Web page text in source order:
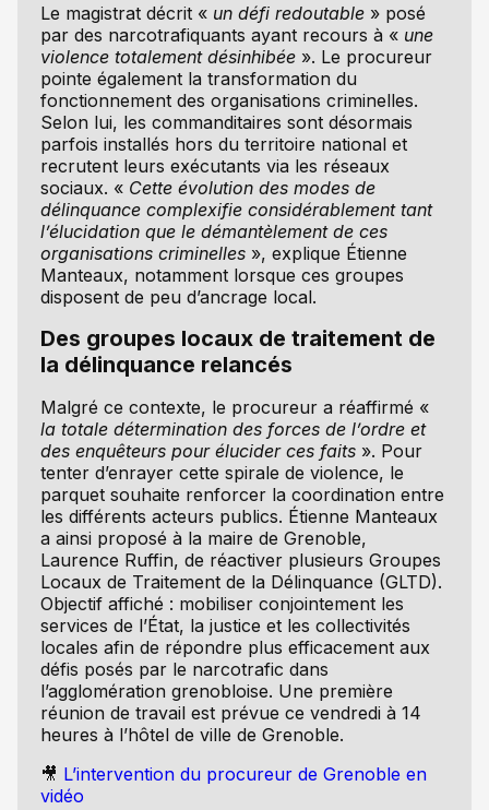
Le magistrat décrit « un défi redoutable» posé
par des narcotrafiquants ayant recours à « une
violence totalement désinhibée». Le procureur
pointe également la transformation du
fonctionnement des organisations criminelles.
Selon lui, les commanditaires sont désormais
parfois installés hors du territoire national et
recrutent leurs exécutants via les réseaux
sociaux. « Cette évolution des modes de
délinquance complexifie considérablement tant
l’élucidation que le démantèlement de ces
organisations criminelles», explique Étienne
Manteaux, notamment lorsque ces groupes
disposent de peu d’ancrage local.
Des groupes locaux de traitement de
la délinquance relancés
Malgré ce contexte, le procureur a réaffirmé «
la totale détermination des forces de l’ordre et
des enquêteurs pour élucider ces faits ». Pour
tenter d’enrayer cette spirale de violence, le
parquet souhaite renforcer la coordination entre
les différents acteurs publics. Étienne Manteaux
a ainsi proposé à la maire de Grenoble,
Laurence Ruffin, de réactiver plusieurs Groupes
Locaux de Traitement de la Délinquance (GLTD).
Objectif affiché : mobiliser conjointement les
services de l’État, la justice et les collectivités
locales afin de répondre plus efficacement aux
défis posés par le narcotrafic dans
l’agglomération grenobloise. Une première
réunion de travail est prévue ce vendredi à 14
heures à l’hôtel de ville de Grenoble.
🎥 L’intervention du procureur de Grenoble en
vidéo